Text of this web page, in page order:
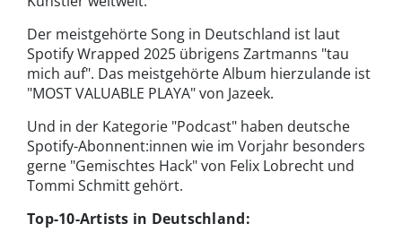
Der meistgehörte Song in Deutschland ist laut
Spotify Wrapped 2025 übrigens Zartmanns "tau
mich auf". Das meistgehörte Album hierzulande ist
"MOST VALUABLE PLAYA" von Jazeek.
Und in der Kategorie "Podcast" haben deutsche
Spotify-Abonnent:innen wie im Vorjahr besonders
gerne "Gemischtes Hack" von Felix Lobrecht und
Tommi Schmitt gehört.
Top-10-Artists in Deutschland: